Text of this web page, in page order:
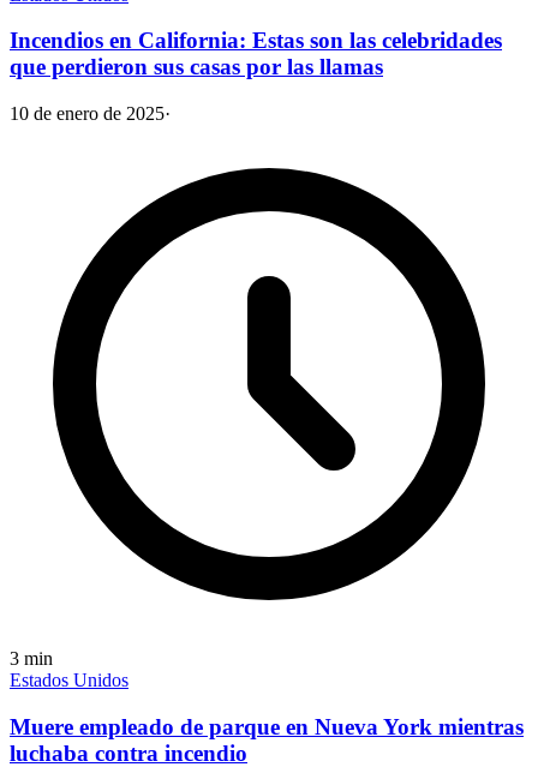
Incendios en California: Estas son las celebridades
que perdieron sus casas por las llamas
10 de enero de 2025·
3 min
Estados Unidos
Muere empleado de parque en Nueva York mientras
luchaba contra incendio